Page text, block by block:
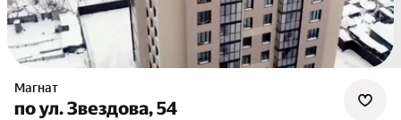
Магнат
по ул. Звездова, 54